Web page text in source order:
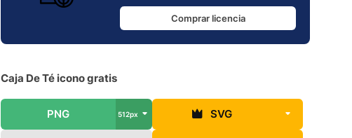
Comprar licencia
Caja De Té icono gratis
PNG 512px SVG